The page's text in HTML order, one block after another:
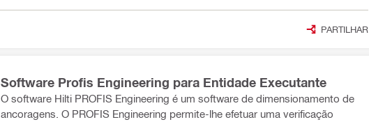
PARTILHAR
Software Profis Engineering para Entidade Executante
O software Hilti PROFIS Engineering é um software de dimensionamento de
ancoragens. O PROFIS Engineering permite-lhe efetuar uma verificação